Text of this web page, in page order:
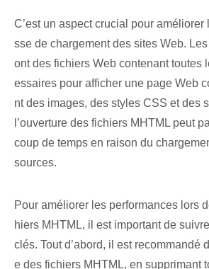
C’est un aspect crucial pour améliorer
sse de chargement des sites Web.
ont des fichiers Web contenant toutes
essaires pour afficher une page Web
nt des images, des styles CSS et des
l’ouverture des fichiers MHTML peut
coup de temps en raison du
sources.
Pour améliorer les performances lors
hiers MHTML, il est important de
clés. Tout d’abord, il est recommandé
e des fichiers MHTML, en supprimant